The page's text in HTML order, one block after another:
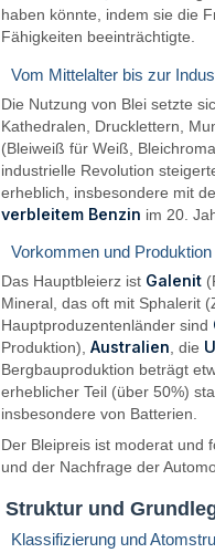
haben könnte, indem sie die
Fähigkeiten beeinträchtigte.
Vom Mittelalter bis zur
Die Nutzung von Blei setzte
Kathedralen, Drucklettern,
(Bleiweiß für Weiß,
industrielle Revolution
erheblich, insbesondere mit
verbleitem Benzin im 20.
Vorkommen und Produktion
Das Hauptbleierz ist Galenit
Mineral, das oft mit Sphalerit
Hauptproduzentenländer sind
Produktion),Australien , die
Bergbauproduktion beträgt
erheblicher Teil (über 50%)
insbesondere von Batterien.
Der Bleipreis ist moderat und
und der Nachfrage der
Struktur und
Klassifizierung und